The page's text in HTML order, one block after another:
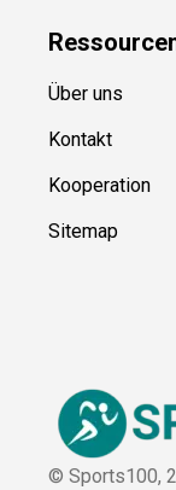
Ressource
Über uns
© Sports100,